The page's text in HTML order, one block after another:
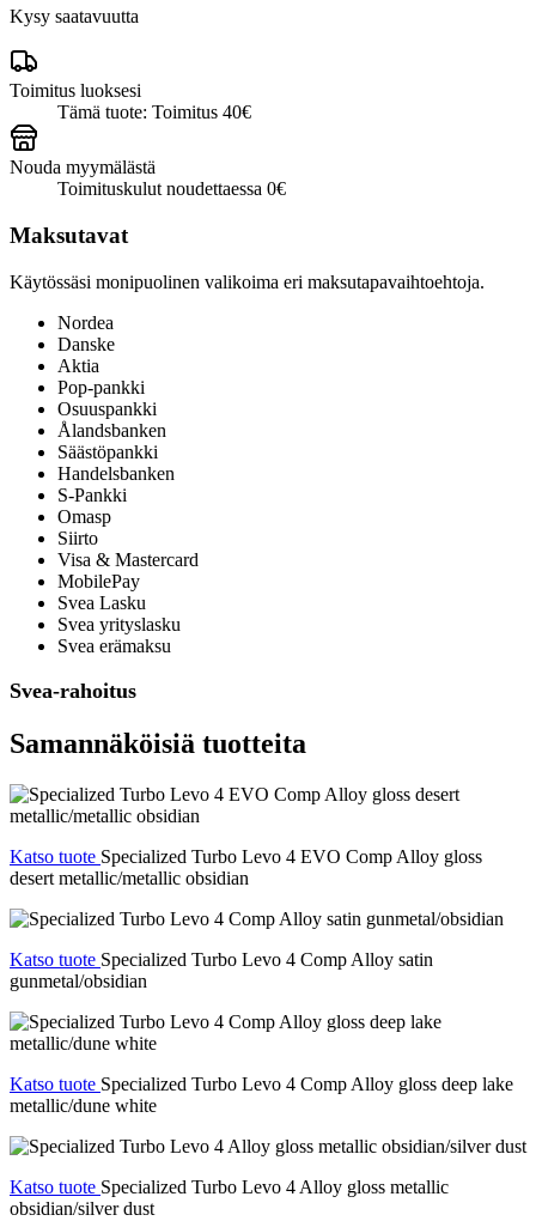
Kysy saatavuutta
Toimitus luoksesi
Tämä tuote: Toimitus 40€
Nouda myymälästä
Toimituskulut noudettaessa 0€
Maksutavat
Käytössäsi monipuolinen valikoima eri maksutapavaihtoehtoja.
Nordea
Danske
Aktia
Pop-pankki
Osuuspankki
Ålandsbanken
Säästöpankki
Handelsbanken
S-Pankki
Omasp
Siirto
Visa & Mastercard
MobilePay
Svea Lasku
Svea yrityslasku
Svea erämaksu
Svea-rahoitus
Samannäköisiä tuotteita
Katso tuote Specialized Turbo Levo 4 EVO Comp Alloy gloss
desert metallic/metallic obsidian
Katso tuote Specialized Turbo Levo 4 Comp Alloy satin
gunmetal/obsidian
Katso tuote Specialized Turbo Levo 4 Comp Alloy gloss deep lake
metallic/dune white
Katso tuote Specialized Turbo Levo 4 Alloy gloss metallic
obsidian/silver dust